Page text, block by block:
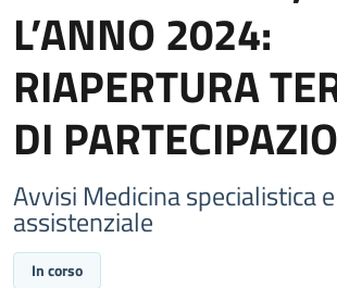
L’ANNO 2024:
RIAPERTURA
DI
Avvisi Medicina specialistica
assistenziale
In corso